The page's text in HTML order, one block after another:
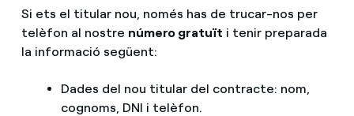
Si ets el titular nou, només has de trucar-nos per
telèfon al nostre número gratuït ​ i tenir preparada
la informació següent:
Dades del nou titular del contracte: nom,
cognoms, DNI i telèfon.